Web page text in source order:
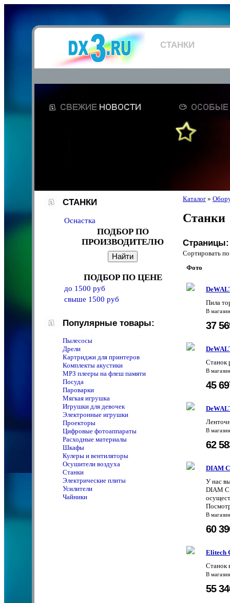
СТАНКИ
СТАНКИ
Оснастка
ПОДБОР ПО
ПРОИЗВОДИТЕЛЮ
ПОДБОР ПО ЦЕНЕ
до 1500 руб
свыше 1500 руб
Популярные товары:
Пылесосы
Дрели
Картриджи для принтеров
Комплекты акустики
MPЗ плееры на флеш памяти
Посуда
Пароварки
Мягкая игрушка
Игрушки для девочек
Электронные игрушки
Проекторы
Цифровые фотоаппараты
Расходные материалы
Шкафы
Кулеры и вентиляторы
Осушители воздуха
Станки
Электрические плиты
Усилители
Чайники
Каталог »
Станки
Страницы:
Сортировать
Фото
Пила
В
37
Станок
В
45
В
62
DIAM
У нас
DIAM
В
60
Elitech
Станок
В
55